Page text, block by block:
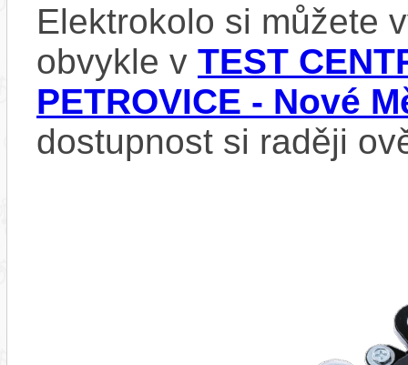
Elektrokolo si můžete
obvykle v TEST
PETROVICE - Nové
dostupnost si raději